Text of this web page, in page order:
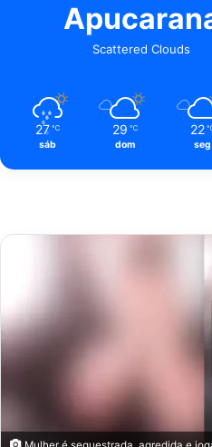
Scattered Clouds
27 ℃
sáb
29 ℃
dom
22
seg